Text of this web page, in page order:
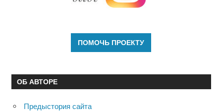
ОБ АВТОРЕ
Предыстория сайта